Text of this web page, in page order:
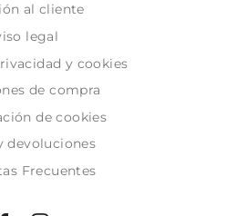
al cliente
legal
y cookies
de compra
de cookies
devoluciones
Frecuentes